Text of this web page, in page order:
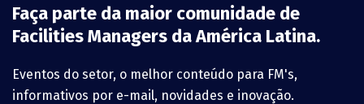
Faça parte da maior comunidade de
Facilities Managers da América Latina.
Eventos do setor, o melhor conteúdo para FM's,
informativos por e-mail, novidades e inovação.